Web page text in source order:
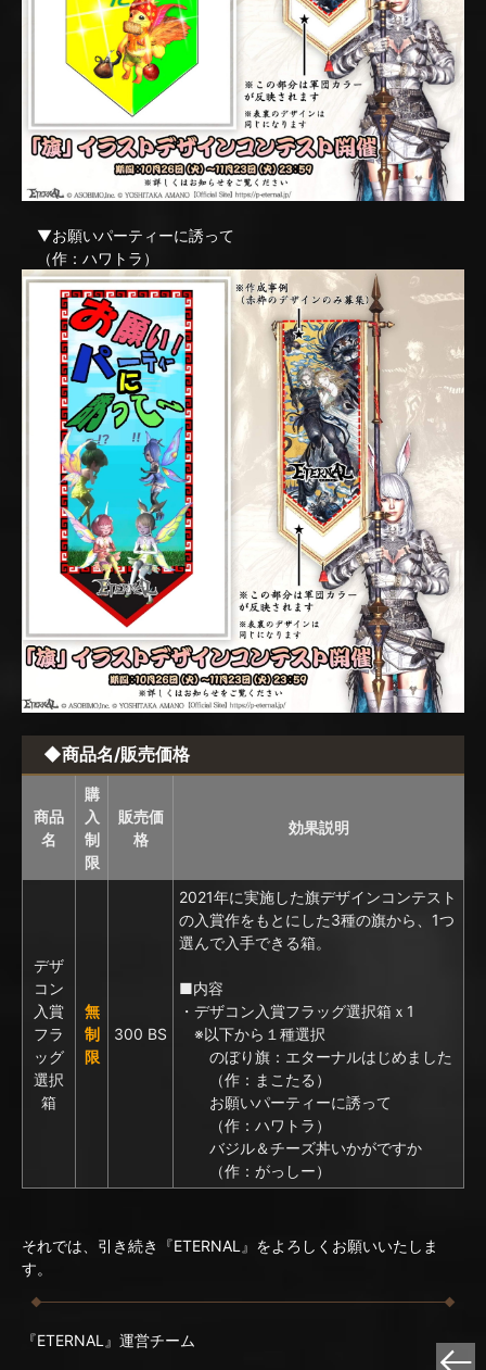
▼お願いパーティーに誘って
（作：ハワトラ）
◆商品名/販売価格
商品
名
購
入
制
限
販売価
格
効果説明
デザ
コン
入賞
フラ
ッグ
選択
箱
無
制
限
300 BS
2021年に実施した旗デザインコンテスト
の入賞作をもとにした3種の旗から、1つ
選んで入手できる箱。
■内容
・デザコン入賞フラッグ選択箱ｘ1
※以下から１種選択
のぼり旗：エターナルはじめました
（作：まこたる）
お願いパーティーに誘って
（作：ハワトラ）
バジル＆チーズ丼いかがですか
（作：がっしー）
それでは、引き続き『ETERNAL』をよろしくお願いいたしま
す。
『ETERNAL』運営チーム